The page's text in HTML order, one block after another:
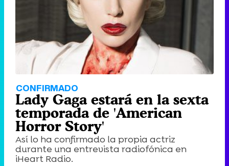
CONFIRMADO
Lady Gaga estará en la sexta
temporada de 'American
Horror Story'
Así lo ha confirmado la propia actriz
durante una entrevista radiofónica en
iHeart Radio.